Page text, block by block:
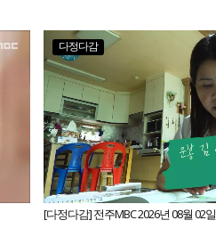
다정다감
[다정다감] 전주MBC 2026년 08월 02일